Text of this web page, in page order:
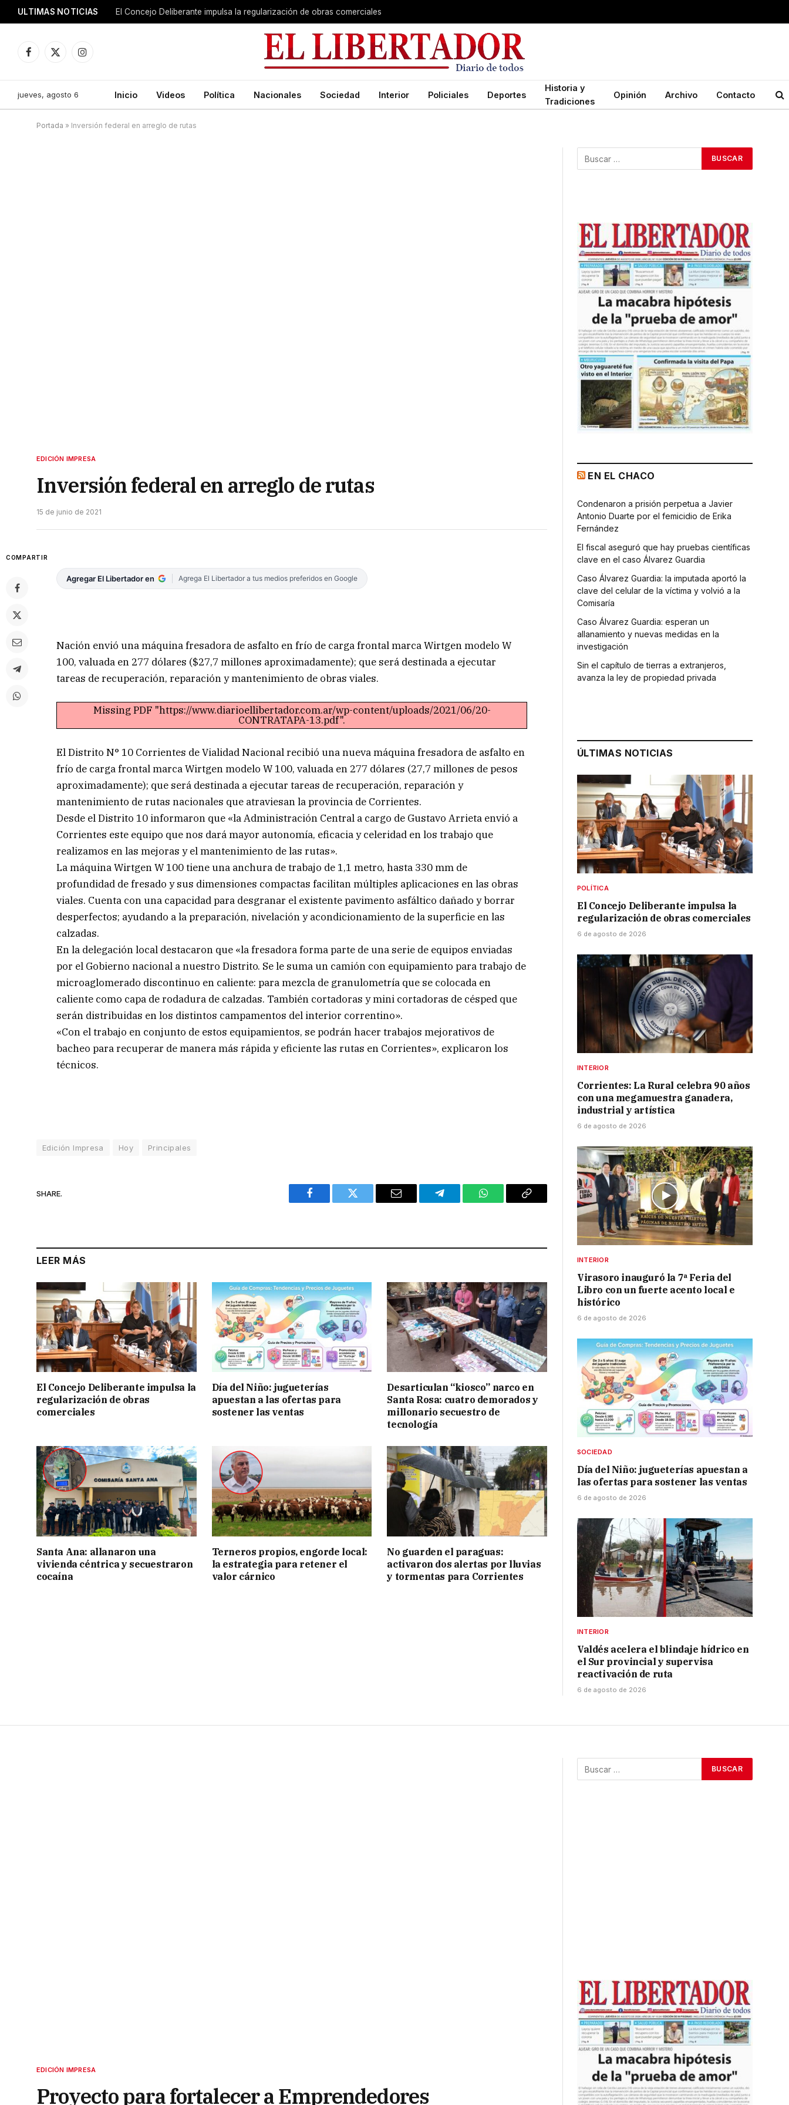
ULTIMAS NOTICIAS El Concejo Deliberante impulsa la regularización de obras comerciales
Facebook
X
Instagram
jueves, agosto 6 Inicio Videos Política Nacionales Sociedad Interior Policiales Deportes
Historia y
Tradiciones
Opinión Archivo Contacto
Portada » Inversión federal en arreglo de rutas
EDICIÓN IMPRESA
Inversión federal en arreglo de rutas
15 de junio de 2021
COMPARTIR
Agregar El Libertador en Agrega El Libertador a tus medios preferidos en Google
Nación envió una máquina fresadora de asfalto en frío de carga frontal marca Wirtgen modelo W
100, valuada en 277 dólares ($27,7 millones aproximadamente); que será destinada a ejecutar
tareas de recuperación, reparación y mantenimiento de obras viales.
Missing PDF "https://www.diarioellibertador.com.ar/wp-content/uploads/2021/06/20-
CONTRATAPA-13.pdf".
El Distrito N° 10 Corrientes de Vialidad Nacional recibió una nueva máquina fresadora de asfalto en
frío de carga frontal marca Wirtgen modelo W 100, valuada en 277 dólares (27,7 millones de pesos
aproximadamente); que será destinada a ejecutar tareas de recuperación, reparación y
mantenimiento de rutas nacionales que atraviesan la provincia de Corrientes.
Desde el Distrito 10 informaron que «la Administración Central a cargo de Gustavo Arrieta envió a
Corrientes este equipo que nos dará mayor autonomía, eficacia y celeridad en los trabajo que
realizamos en las mejoras y el mantenimiento de las rutas».
La máquina Wirtgen W 100 tiene una anchura de trabajo de 1,1 metro, hasta 330 mm de
profundidad de fresado y sus dimensiones compactas facilitan múltiples aplicaciones en las obras
viales. Cuenta con una capacidad para desgranar el existente pavimento asfáltico dañado y borrar
desperfectos; ayudando a la preparación, nivelación y acondicionamiento de la superficie en las
calzadas.
En la delegación local destacaron que «la fresadora forma parte de una serie de equipos enviadas
por el Gobierno nacional a nuestro Distrito. Se le suma un camión con equipamiento para trabajo de
microaglomerado discontinuo en caliente: para mezcla de granulometría que se colocada en
caliente como capa de rodadura de calzadas. También cortadoras y mini cortadoras de césped que
serán distribuidas en los distintos campamentos del interior correntino».
«Con el trabajo en conjunto de estos equipamientos, se podrán hacer trabajos mejorativos de
bacheo para recuperar de manera más rápida y eficiente las rutas en Corrientes», explicaron los
técnicos.
Edición Impresa Hoy Principales
SHARE.
Facebook Twitter Email Telegram WhatsAppCopy
LEER MÁS
El Concejo Deliberante impulsa la
regularización de obras
comerciales
Día del Niño: jugueterías
apuestan a las ofertas para
sostener las ventas
Desarticulan “kiosco” narco en
Santa Rosa: cuatro demorados y
millonario secuestro de
tecnología
Santa Ana: allanaron una
vivienda céntrica y secuestraron
cocaína
Terneros propios, engorde local:
la estrategia para retener el
valor cárnico
No guarden el paraguas:
activaron dos alertas por lluvias
y tormentas para Corrientes
EN EL CHACO
Condenaron a prisión perpetua a Javier
Antonio Duarte por el femicidio de Erika
Fernández
El fiscal aseguró que hay pruebas científicas
clave en el caso Álvarez Guardia
Caso Álvarez Guardia: la imputada aportó la
clave del celular de la víctima y volvió a la
Comisaría
Caso Álvarez Guardia: esperan un
allanamiento y nuevas medidas en la
investigación
Sin el capítulo de tierras a extranjeros,
avanza la ley de propiedad privada
ÚLTIMAS NOTICIAS
POLÍTICA
El Concejo Deliberante impulsa la
regularización de obras comerciales
6 de agosto de 2026
INTERIOR
Corrientes: La Rural celebra 90 años
con una megamuestra ganadera,
industrial y artística
6 de agosto de 2026
INTERIOR
Virasoro inauguró la 7ª Feria del
Libro con un fuerte acento local e
histórico
6 de agosto de 2026
SOCIEDAD
Día del Niño: jugueterías apuestan a
las ofertas para sostener las ventas
6 de agosto de 2026
INTERIOR
Valdés acelera el blindaje hídrico en
el Sur provincial y supervisa
reactivación de ruta
6 de agosto de 2026
EDICIÓN IMPRESA
Proyecto para fortalecer a Emprendedores